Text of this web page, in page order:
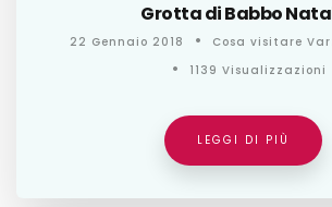
Grotta di Babbo
22 Gennaio 2018
Cosa visitare
1139 Visualizzazioni
LEGGI DI PIÙ